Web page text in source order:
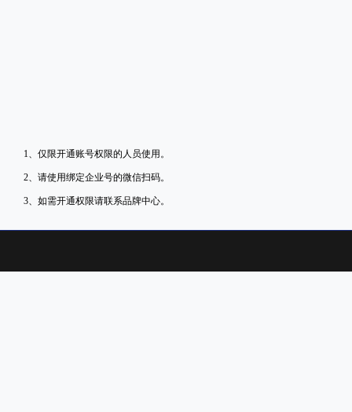
1、仅限开通账号权限的人员使用。
2、请使用绑定企业号的微信扫码。
3、如需开通权限请联系品牌中心。